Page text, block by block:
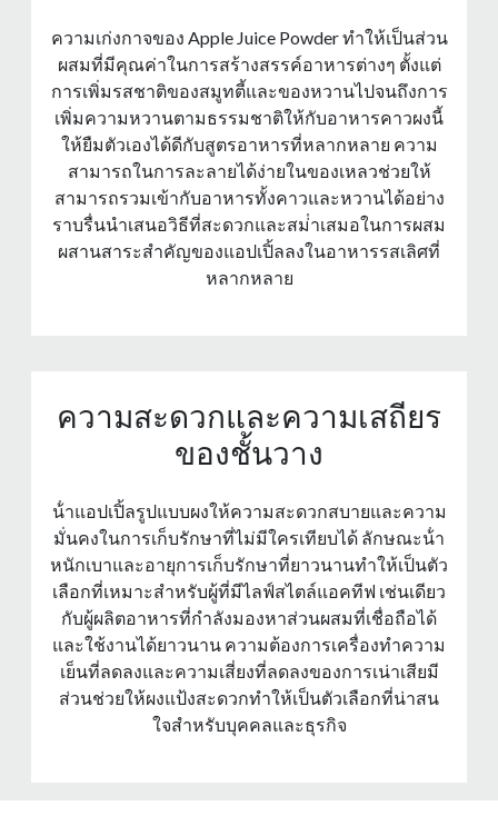
ความเก่งกาจของ Apple Juice Powder ทําให้เป็นส่วน
ผสมที่มีคุณค่าในการสร้างสรรค์อาหารต่างๆ ตั้งแต่
การเพิ่มรสชาติของสมูทตี้และของหวานไปจนถึงการ
เพิ่มความหวานตามธรรมชาติให้กับอาหารคาวผงนี้
ให้ยืมตัวเองได้ดีกับสูตรอาหารที่หลากหลาย ความ
สามารถในการละลายได้ง่ายในของเหลวช่วยให้
สามารถรวมเข้ากับอาหารทั้งคาวและหวานได้อย่าง
ราบรื่นนําเสนอวิธีที่สะดวกและสม่ําเสมอในการผสม
ผสานสาระสําคัญของแอปเปิ้ลลงในอาหารรสเลิศที่
หลากหลาย
ความสะดวกและความเสถียร
ของชั้นวาง
น้ําแอปเปิ้ลรูปแบบผงให้ความสะดวกสบายและความ
มั่นคงในการเก็บรักษาที่ไม่มีใครเทียบได้ ลักษณะน้ํา
หนักเบาและอายุการเก็บรักษาที่ยาวนานทําให้เป็นตัว
เลือกที่เหมาะสําหรับผู้ที่มีไลฟ์สไตล์แอคทีฟ เช่นเดียว
กับผู้ผลิตอาหารที่กําลังมองหาส่วนผสมที่เชื่อถือได้
และใช้งานได้ยาวนาน ความต้องการเครื่องทําความ
เย็นที่ลดลงและความเสี่ยงที่ลดลงของการเน่าเสียมี
ส่วนช่วยให้ผงแป้งสะดวกทําให้เป็นตัวเลือกที่น่าสน
ใจสําหรับบุคคลและธุรกิจ